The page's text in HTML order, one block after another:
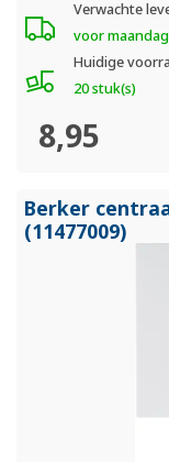
Verwachte
voor
Huidige
20 stuk(s)
8,95
Berker
(11477009)